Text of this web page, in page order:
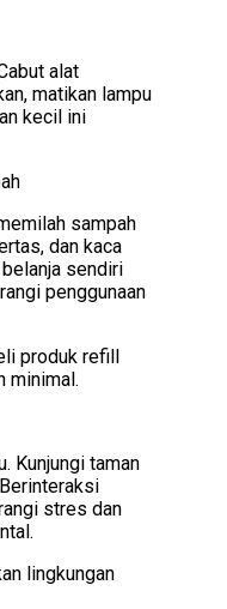
alat
matikan lampu
kecil ini
sampah
dan kaca
sendiri
penggunaan
produk refill
minimal.
Kunjungi taman
stres dan
lingkungan